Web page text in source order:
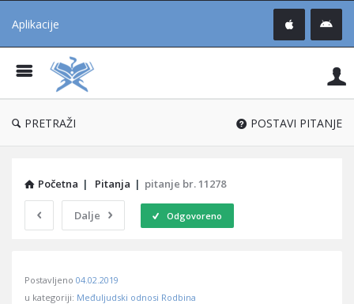
Aplikacije
®
PRETRAŽI POSTAVI PITANJE
Početna | Pitanja | pitanje br. 11278
Dalje Odgovoreno
Učene
Postavljeno 04.02.2019
u kategoriji: Međuljudski odnosi Rodbina